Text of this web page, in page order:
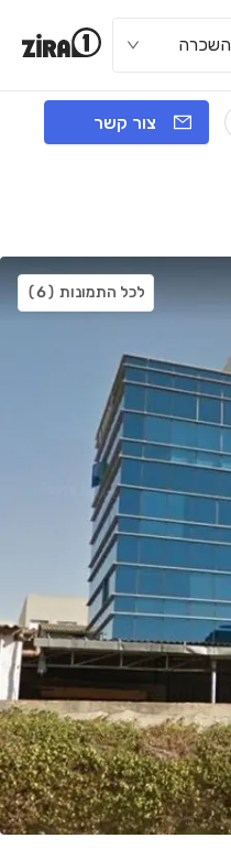
השכרה
צור קשר
לכל התמונות (6)